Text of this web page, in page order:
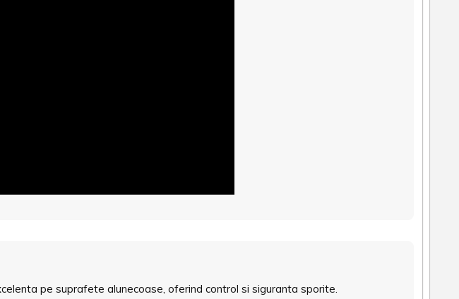
pe suprafete alunecoase, oferind control si siguranta sporite.